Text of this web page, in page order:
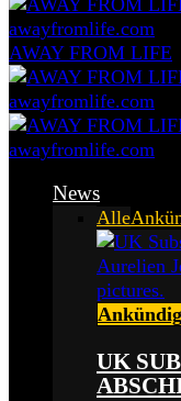
AWAY FROM LIFE
News
Alle
UK